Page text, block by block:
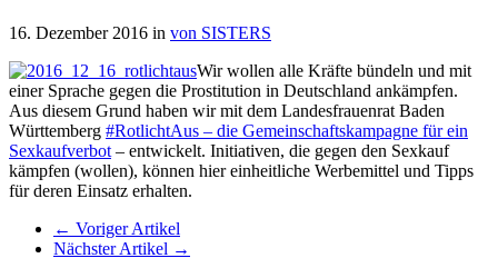
16. Dezember 2016 in von SISTERS
Wir wollen alle Kräfte bündeln und mit
einer Sprache gegen die Prostitution in Deutschland ankämpfen.
Aus diesem Grund haben wir mit dem Landesfrauenrat Baden
Württemberg #RotlichtAus – die Gemeinschaftskampagne für ein
Sexkaufverbot – entwickelt. Initiativen, die gegen den Sexkauf
kämpfen (wollen), können hier einheitliche Werbemittel und Tipps
für deren Einsatz erhalten.
← Voriger Artikel
Nächster Artikel →